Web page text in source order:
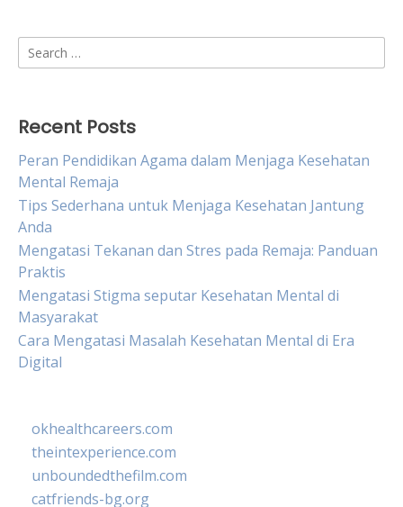
Search
for:
Recent Posts
Peran Pendidikan Agama dalam Menjaga Kesehatan
Mental Remaja
Tips Sederhana untuk Menjaga Kesehatan Jantung
Anda
Mengatasi Tekanan dan Stres pada Remaja: Panduan
Praktis
Mengatasi Stigma seputar Kesehatan Mental di
Masyarakat
Cara Mengatasi Masalah Kesehatan Mental di Era
Digital
okhealthcareers.com
theintexperience.com
unboundedthefilm.com
catfriends-bg.org